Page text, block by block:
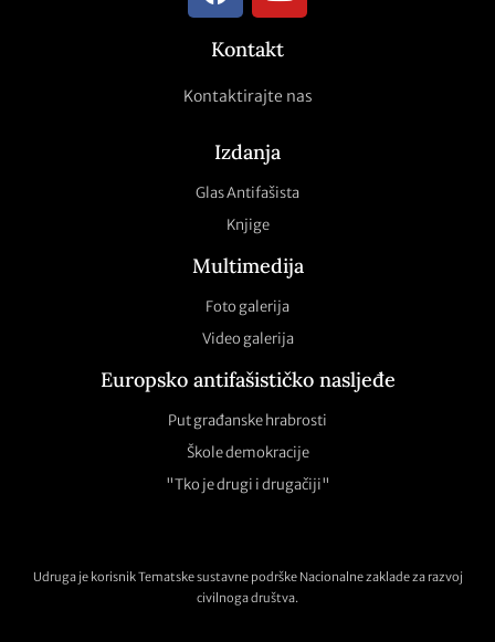
Kontakt
Kontaktirajte nas
Izdanja
Glas Antifašista
Knjige
Multimedija
Foto galerija
Video galerija
Europsko antifašističko nasljeđe
Put građanske hrabrosti
Škole demokracije
"Tko je drugi i drugačiji"
Udruga je korisnik Tematske sustavne podrške Nacionalne zaklade za razvoj
civilnoga društva.